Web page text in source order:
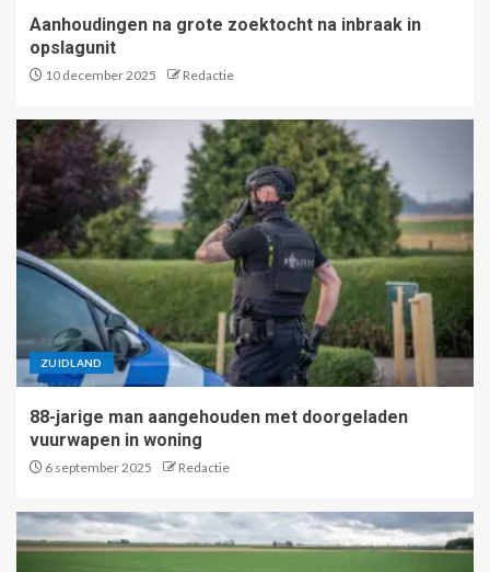
Aanhoudingen na grote zoektocht na inbraak in
opslagunit
10 december 2025 Redactie
ZUIDLAND
88-jarige man aangehouden met doorgeladen
vuurwapen in woning
6 september 2025 Redactie